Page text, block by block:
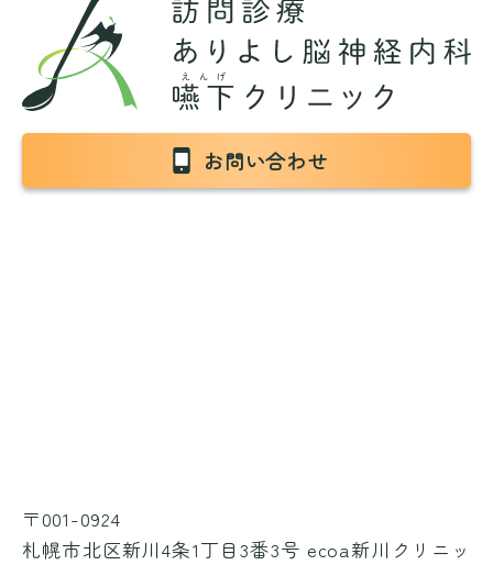
お問い合わせ
〒001-0924
札幌市北区新川4条1丁目3番3号 ecoa新川クリニッ